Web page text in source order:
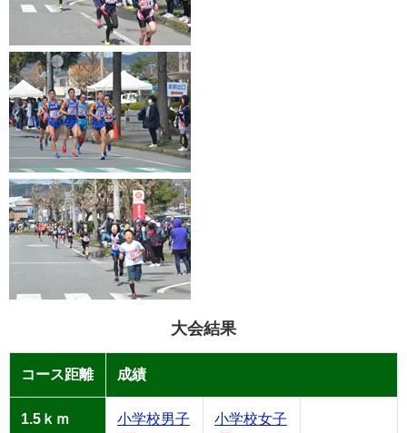
大会結果
コース距離 成績
1.5ｋｍ 小学校男子 小学校女子